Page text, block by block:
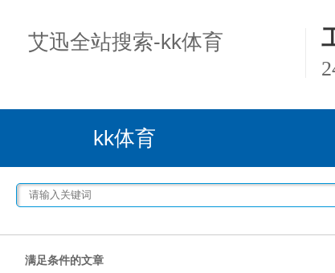
艾迅全站搜索-kk体育
kk体育
满足条件的文章